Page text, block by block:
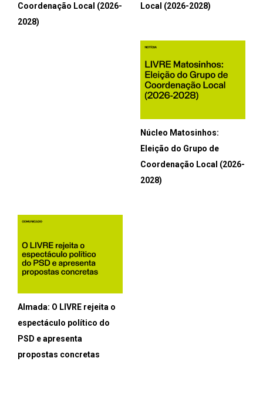
Coordenação Local (2026-
2028)
Local (2026-2028)
Núcleo Matosinhos:
Eleição do Grupo de
Coordenação Local (2026-
2028)
Almada: O LIVRE rejeita o
espectáculo político do
PSD e apresenta
propostas concretas